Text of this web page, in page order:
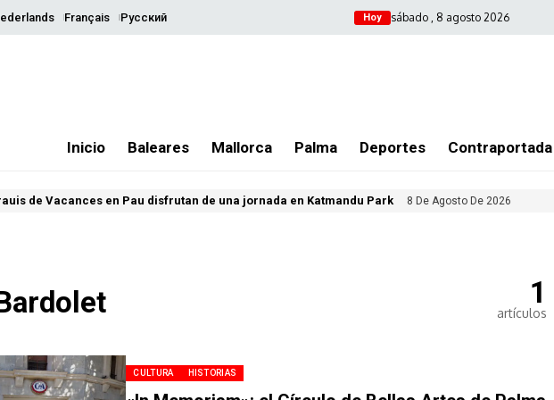
Français Русский Hoy sábado , 8 agosto 2026
Inicio Baleares Mallorca Palma Deportes Contraportada
de Vacances en Pau disfrutan de una jornada en Katmandu Park 8 De Agosto De 2026
1
artículos
CULTURA HISTORIAS